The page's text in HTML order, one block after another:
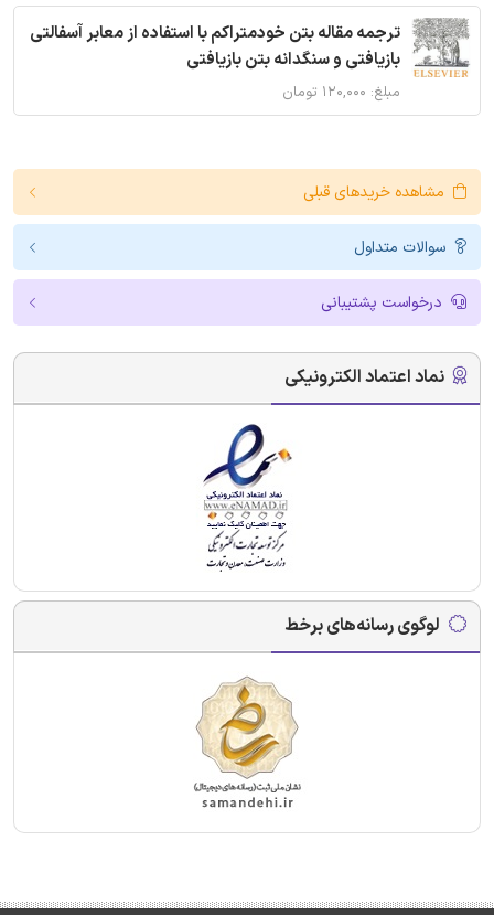
ترجمه مقاله بتن خودمتراکم با استفاده از معابر آسفالتی
بازیافتی و سنگدانه بتن بازیافتی
مبلغ: ۱۲۰,۰۰۰ تومان
مشاهده خریدهای قبلی
سوالات متداول
درخواست پشتیبانی
نماد اعتماد الکترونیکی
لوگوی رسانه‌های برخط